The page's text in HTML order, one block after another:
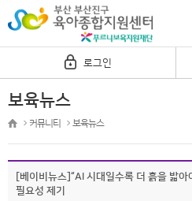
로그인
보육뉴스
커뮤니티 보육뉴스
[베이비뉴스]“AI 시대일수록 더 흙을 밟
필요성 제기